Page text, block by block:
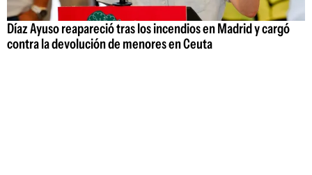
Díaz Ayuso reapareció tras los incendios en Madrid y cargó
contra la devolución de menores en Ceuta